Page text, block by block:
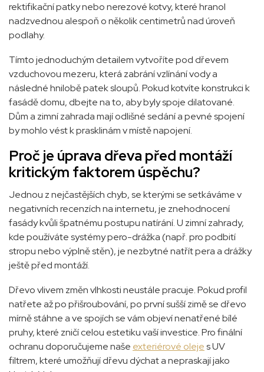
rektifikační patky nebo nerezové kotvy, které hranol
nadzvednou alespoň o několik centimetrů nad úroveň
podlahy.
Tímto jednoduchým detailem vytvoříte pod dřevem
vzduchovou mezeru, která zabrání vzlínání vody a
následné hnilobě patek sloupů. Pokud kotvíte konstrukci k
fasádě domu, dbejte na to, aby byly spoje dilatované.
Dům a zimní zahrada mají odlišné sedání a pevné spojení
by mohlo vést k prasklinám v místě napojení.
Proč je úprava dřeva před montáží
kritickým faktorem úspěchu?
Jednou z nejčastějších chyb, se kterými se setkáváme v
negativních recenzích na internetu, je znehodnocení
fasády kvůli špatnému postupu natírání. U zimní zahrady,
kde používáte systémy pero-drážka (např. pro podbití
stropu nebo výplně stěn), je nezbytné natřít pera a drážky
ještě před montáží.
Dřevo vlivem změn vlhkosti neustále pracuje. Pokud profil
natřete až po přišroubování, po první sušší zimě se dřevo
mírně stáhne a ve spojích se vám objeví nenatřené bílé
pruhy, které zničí celou estetiku vaší investice. Pro finální
ochranu doporučujeme naše exteriérové olejes UV
filtrem, které umožňují dřevu dýchat a nepraskají jako